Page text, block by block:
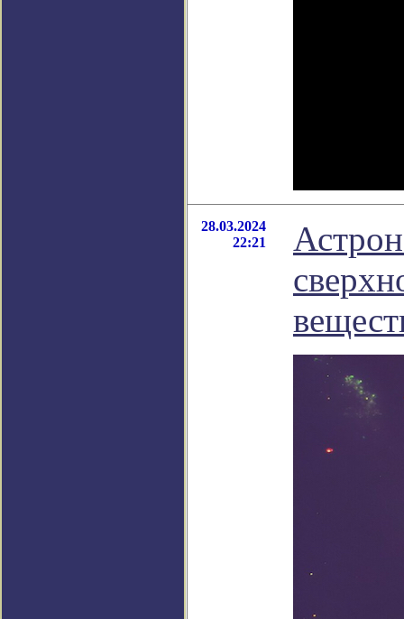
28.03.2024
22:21